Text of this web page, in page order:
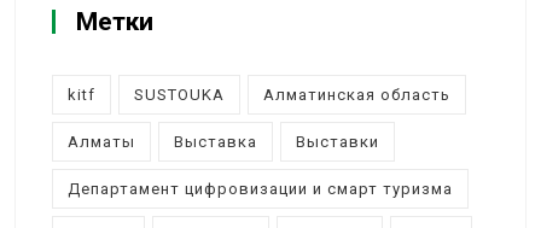
Метки
kitf SUSTOUKA Алматинская область
Алматы Выставка Выставки
Департамент цифровизации и смарт туризма